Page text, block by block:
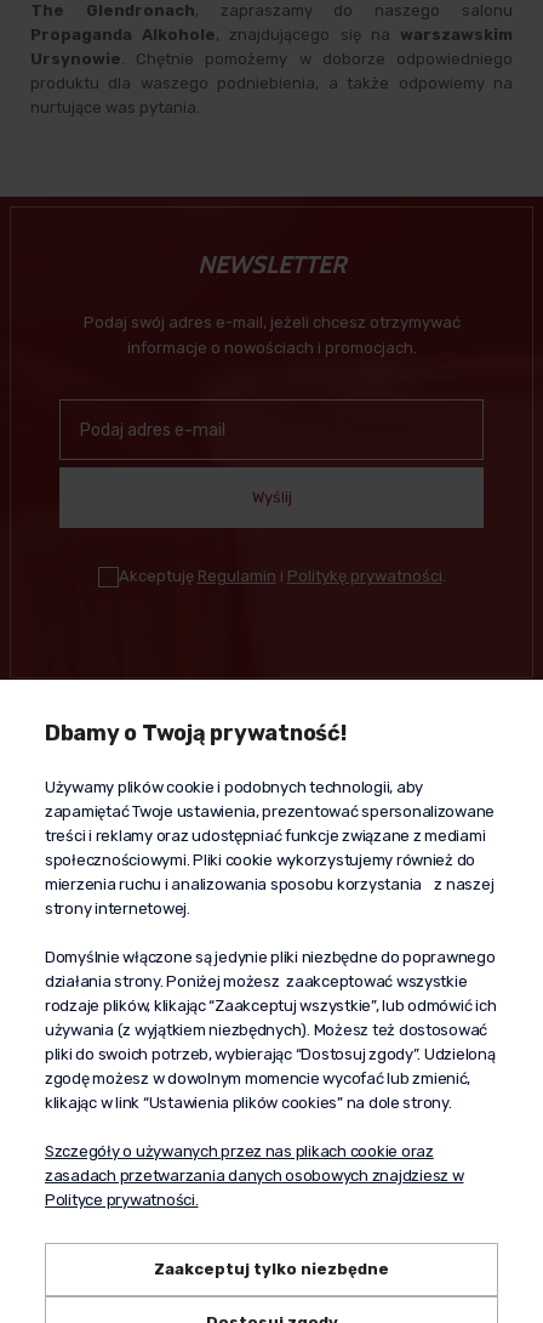
The Glendronach, zapraszamy do naszego salonu
Propaganda Alkohole, znajdującego się na warszawskim
Ursynowie. Chętnie pomożemy w doborze odpowiedniego
produktu dla waszego podniebienia, a także odpowiemy na
nurtujące was pytania.
NEWSLETTER
Podaj swój adres e-mail, jeżeli chcesz otrzymywać
informacje o nowościach i promocjach.
Wyślij
Akceptuję Regulamin i Politykę prywatności.
Kontakt
+48 603 610 870
kontakt@propaganda24h.pl
“Propaganda"
al. Komisji Edukacji Narodowej 51/U5
02-797 Warszawa
Pomoc
Dostawa
Moje konto
O firmie
Dbamy o Twoją prywatność!
Używamy plików cookie i podobnych technologii, aby
zapamiętać Twoje ustawienia, prezentować spersonalizowane
treści i reklamy oraz udostępniać funkcje związane z mediami
społecznościowymi. Pliki cookie wykorzystujemy również do
mierzenia ruchu i analizowania sposobu korzystania z naszej
strony internetowej.
Domyślnie włączone są jedynie pliki niezbędne do poprawnego
działania strony. Poniżej możesz zaakceptować wszystkie
rodzaje plików, klikając “Zaakceptuj wszystkie”, lub odmówić ich
używania (z wyjątkiem niezbędnych). Możesz też dostosować
pliki do swoich potrzeb, wybierając “Dostosuj zgody”. Udzieloną
zgodę możesz w dowolnym momencie wycofać lub zmienić,
klikając w link “Ustawienia plików cookies” na dole strony.
Szczegóły o używanych przez nas plikach cookie oraz
zasadach przetwarzania danych osobowych znajdziesz w
Polityce prywatności.
Zaakceptuj tylko niezbędne